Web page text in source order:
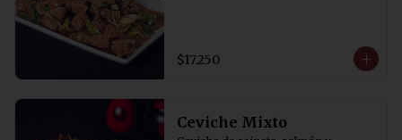
$17.250
Ceviche Mixto